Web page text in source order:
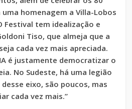
homenagem a Villa-Lobos
Festival tem idealização e
Tiso, que almeja que a
cada vez mais apreciada.
é justamente democratizar o
No Sudeste, há uma legião
eixo, são poucos, mas
cada vez mais.”